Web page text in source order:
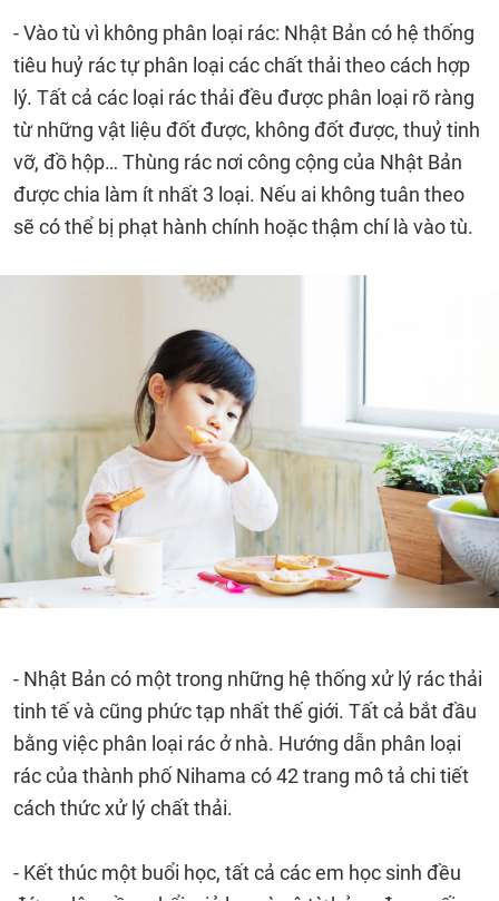
- Vào tù vì không phân loại rác: Nhật Bản có hệ thống
tiêu huỷ rác tự phân loại các chất thải theo cách hợp
lý. Tất cả các loại rác thải đều được phân loại rõ ràng
từ những vật liệu đốt được, không đốt được, thuỷ tinh
vỡ, đồ hộp… Thùng rác nơi công cộng của Nhật Bản
được chia làm ít nhất 3 loại. Nếu ai không tuân theo
sẽ có thể bị phạt hành chính hoặc thậm chí là vào tù.
- Nhật Bản có một trong những hệ thống xử lý rác thải
tinh tế và cũng phức tạp nhất thế giới. Tất cả bắt đầu
bằng việc phân loại rác ở nhà. Hướng dẫn phân loại
rác của thành phố Nihama có 42 trang mô tả chi tiết
cách thức xử lý chất thải.
- Kết thúc một buổi học, tất cả các em học sinh đều